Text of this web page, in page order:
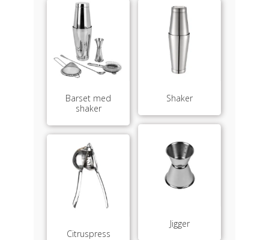
Barset med
shaker
Shaker
Jigger
Citruspress